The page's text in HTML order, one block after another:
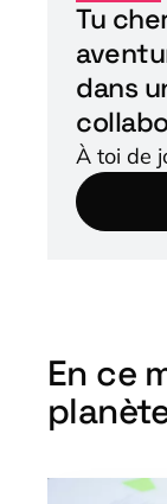
Tu
dans
À toi de
En ce